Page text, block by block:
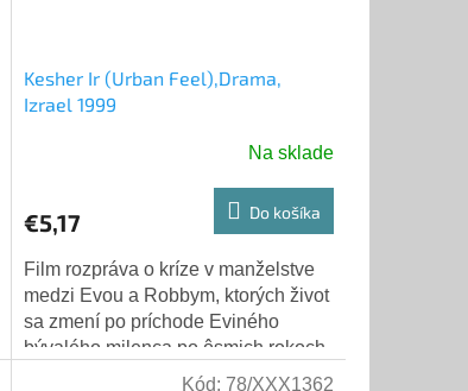
Kesher Ir (Urban Feel),Drama,
Izrael 1999
Na sklade
€5,17 Do košíka
Film rozpráva o kríze v manželstve
medzi Evou a Robbym, ktorých život
sa zmení po príchode Eviného
bývalého milenca po ôsmich rokoch.
Režisérom filmu a zároveň jedným z
Kód: 78/XXX1362